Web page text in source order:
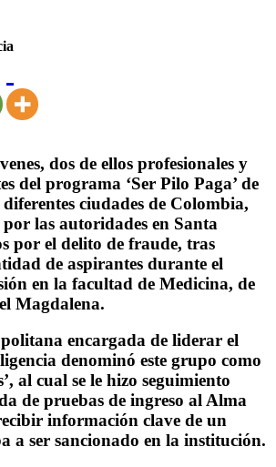
dos de ellos profesionales y
del programa ‘Ser Pilo Paga’ de
ciudades de Colombia,
las autoridades en Santa
por el delito de fraude, tras
de aspirantes durante el
en la facultad de Medicina, de
Magdalena.
encargada de liderar el
denominó este grupo como
al cual se le hizo seguimiento
de pruebas de ingreso al Alma
información clave de un
a ser sancionado en la institución.